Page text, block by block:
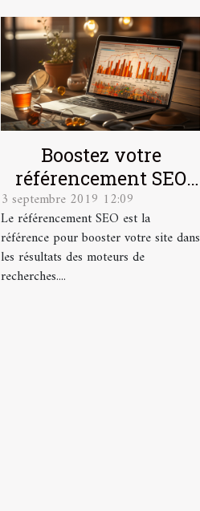
Boostez votre
référencement SEO
grâce à ces 3 solutions
infaillibles
3 septembre 2019 12:09
Le référencement SEO est la
référence pour booster votre site dans
les résultats des moteurs de
recherches....